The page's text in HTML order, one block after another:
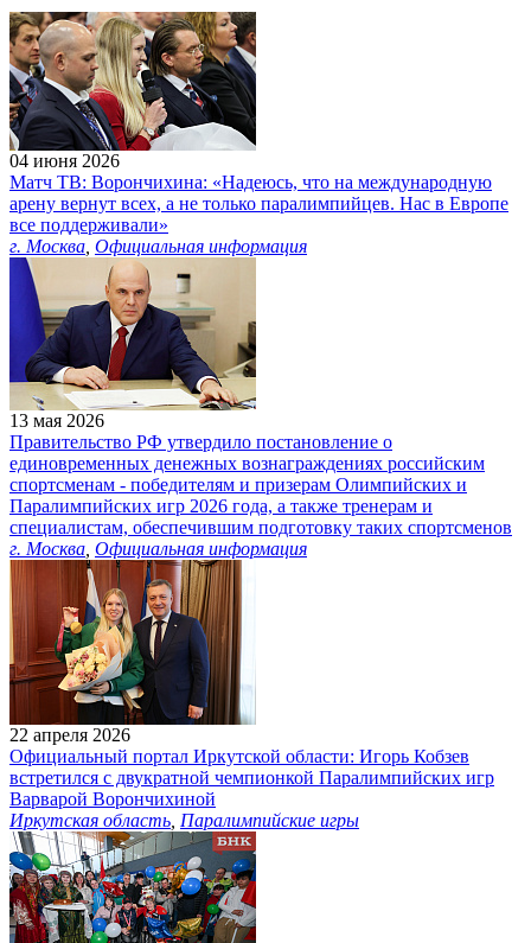
04 июня 2026
Матч ТВ: Ворончихина: «Надеюсь, что на международную
арену вернут всех, а не только паралимпийцев. Нас в Европе
все поддерживали»
г. Москва Официальная информация
13 мая 2026
Правительство РФ утвердило постановление о
единовременных денежных вознаграждениях российским
спортсменам - победителям и призерам Олимпийских и
Паралимпийских игр 2026 года, а также тренерам и
специалистам, обеспечившим подготовку таких спортсменов
г. Москва Официальная информация
22 апреля 2026
Официальный портал Иркутской области: Игорь Кобзев
встретился с двукратной чемпионкой Паралимпийских игр
Варварой Ворончихиной
Иркутская область Паралимпийские игры